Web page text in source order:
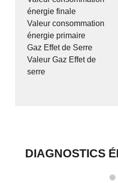
énergie finale
Valeur consommation
énergie primaire
Gaz Effet de Serre
Valeur Gaz Effet de
serre
DIAGNOSTICS